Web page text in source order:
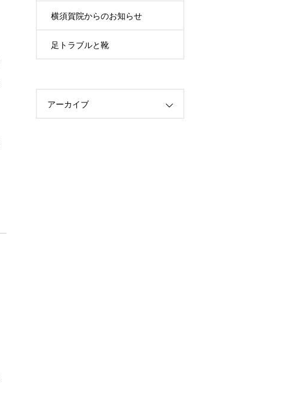
横須賀院からのお知らせ
足トラブルと靴
アーカイブ